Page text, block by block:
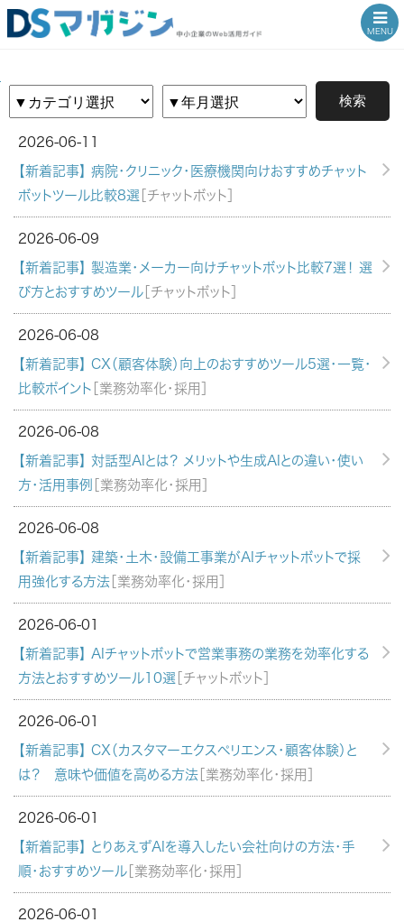
MENU
TOP 検索
2026-06-11
【新着記事】 病院・クリニック・医療機関向けおすすめチャット
ボットツール比較8選 ［チャットボット］
2026-06-09
【新着記事】 製造業・メーカー向けチャットボット比較7選！ 選
び方とおすすめツール ［チャットボット］
2026-06-08
【新着記事】 CX（顧客体験）向上のおすすめツール5選・一覧・
比較ポイント ［業務効率化・採用］
2026-06-08
【新着記事】 対話型AIとは？ メリットや生成AIとの違い・使い
方・活用事例
［業務効率化・採用］
2026-06-08
【新着記事】 建築・土木・設備工事業がAIチャットボットで採
用強化する方法 ［業務効率化・採用］
2026-06-01
【新着記事】 AIチャットボットで営業事務の業務を効率化する
方法とおすすめツール10選 ［チャットボット］
2026-06-01
【新着記事】 CX（カスタマーエクスペリエンス・顧客体験）と
は？ 意味や価値を高める方法 ［業務効率化・採用］
2026-06-01
【新着記事】 とりあえずAIを導入したい会社向けの方法・手
順・おすすめツール ［業務効率化・採用］
2026-06-01